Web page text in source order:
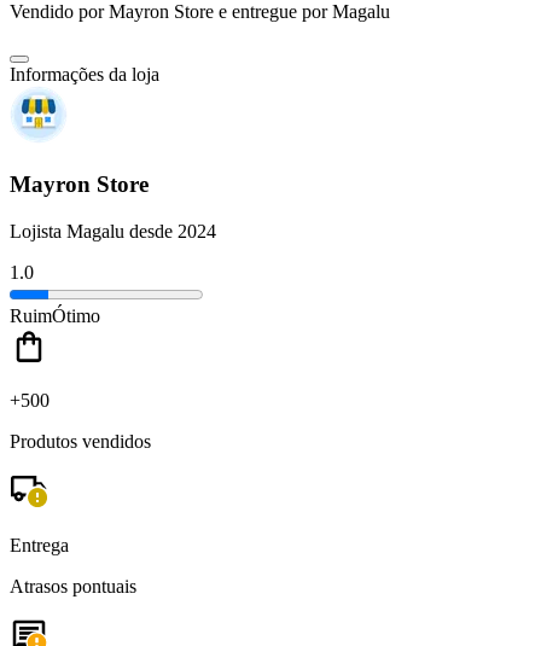
Vendido porMayron Store e entregue por Magalu
Informações da loja
Mayron Store
Lojista Magalu desde 2024
1.0
RuimÓtimo
+500
Produtos vendidos
Entrega
Atrasos pontuais